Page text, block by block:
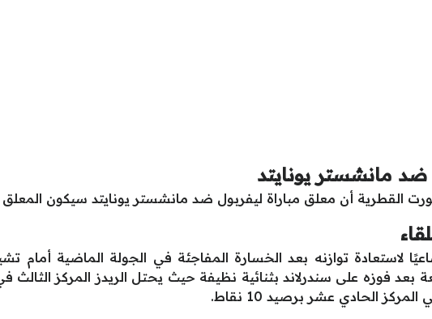
ضد مانشستر يونايتد
القطرية أن معلق مباراة ليفربول ضد مانشستر يونايتد سيكون المعلق
الحادي عشر برصيد 10 نقاط.